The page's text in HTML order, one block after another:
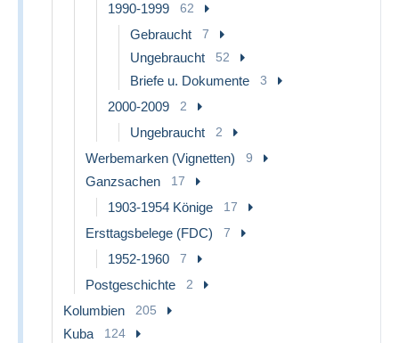
1990-1999 62
Gebraucht 7
Ungebraucht 52
Briefe u. Dokumente 3
2000-2009 2
Ungebraucht 2
Werbemarken (Vignetten) 9
Ganzsachen 17
1903-1954 Könige 17
Ersttagsbelege (FDC) 7
1952-1960 7
Postgeschichte 2
Kolumbien 205
Kuba 124